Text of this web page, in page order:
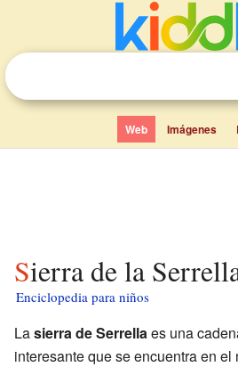
Web Imágenes
Sierra de la
Enciclopedia para niños
Lasierra de Serrellaes una
interesante que se encuentra en